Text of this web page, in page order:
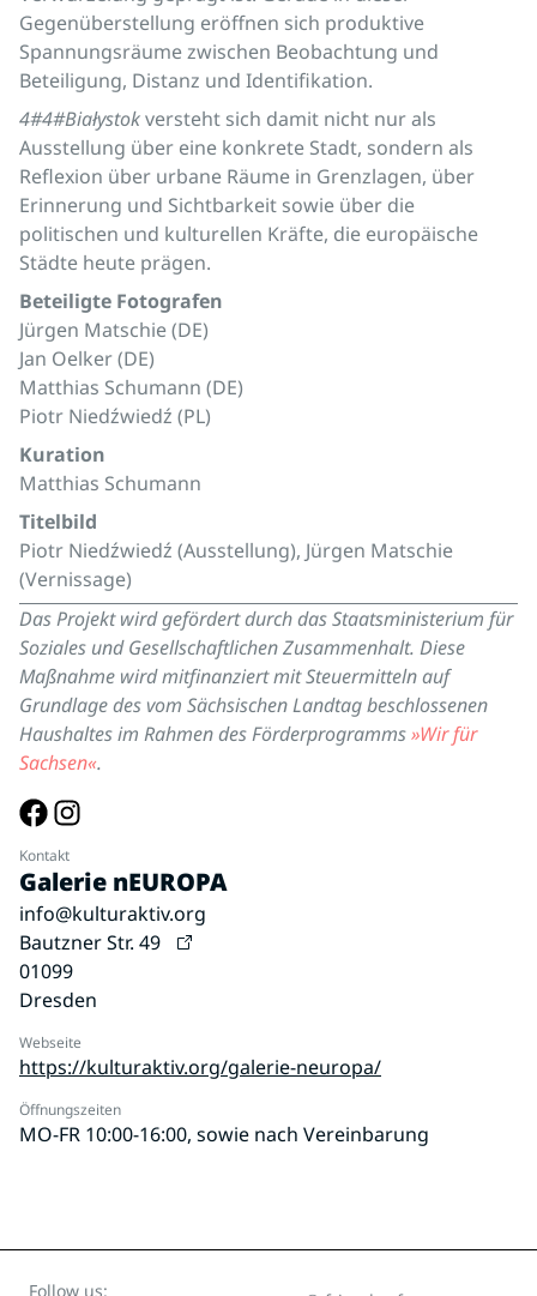
Gegenüberstellung eröffnen sich produktive
Spannungsräume zwischen Beobachtung und
Beteiligung, Distanz und Identifikation.
4#4#Białystokversteht sich damit nicht nur als
Ausstellung über eine konkrete Stadt, sondern als
Reflexion über urbane Räume in Grenzlagen, über
Erinnerung und Sichtbarkeit sowie über die
politischen und kulturellen Kräfte, die europäische
Städte heute prägen.
Beteiligte Fotografen
Jürgen Matschie (DE)
Jan Oelker (DE)
Matthias Schumann (DE)
Piotr Niedźwiedź (PL)
Kuration
Matthias Schumann
Titelbild
Piotr Niedźwiedź (Ausstellung), Jürgen Matschie
(Vernissage)
Das Projekt wird gefördert durch das Staatsministerium für
Soziales und Gesellschaftlichen Zusammenhalt. Diese
Maßnahme wird mitfinanziert mit Steuermitteln auf
Grundlage des vom Sächsischen Landtag beschlossenen
Haushaltes im Rahmen des Förderprogramms»Wir für
Sachsen«.
Kontakt
Galerie nEUROPA
info@kulturaktiv.org
Bautzner Str. 49
01099
Dresden
Webseite
https://kulturaktiv.org/galerie-neuropa/
Öffnungszeiten
MO-FR 10:00-16:00, sowie nach Vereinbarung
Follow us: